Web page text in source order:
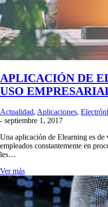
APLICACIÓN DE
USO
Actualidad, Aplicaciones,
- septiembre 1, 2017
Una aplicación de Elearning es de
empleados constantemente en
les…
Ver más